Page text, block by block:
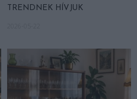
TRENDNEK HÍVJUK